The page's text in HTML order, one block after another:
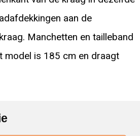
aan de
Manchetten en tailleband
model is 185 cm en draagt